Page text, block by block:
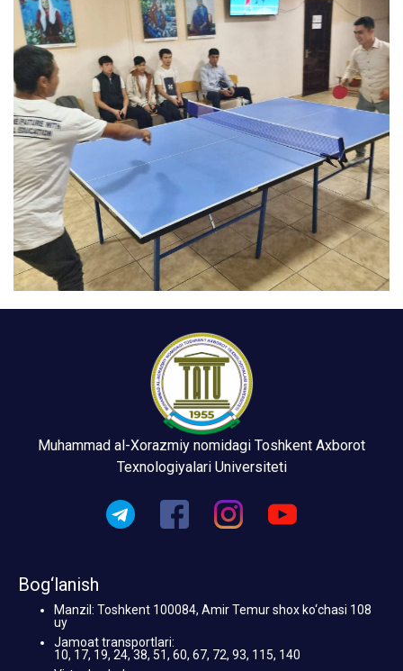
Muhammad al-Xorazmiy nomidagi Toshkent Axborot
Texnologiyalari Universiteti
Bog‘lanish
Manzil: Toshkent 100084, Amir Temur shox ko‘chasi 108
uy
Jamoat transportlari:
10, 17, 19, 24, 38, 51, 60, 67, 72, 93, 115, 140